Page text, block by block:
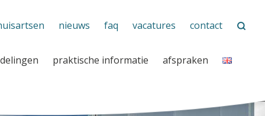
nieuws faq vacatures contact
praktische informatie afspraken